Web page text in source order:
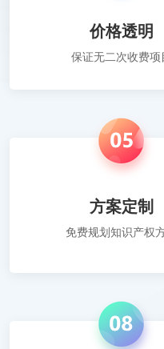
价格透明
保证无二次收费项
方案定制
免费规划知识产权